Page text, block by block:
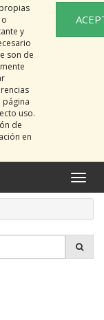
y
son de
página
uso.
de
en
Toggle